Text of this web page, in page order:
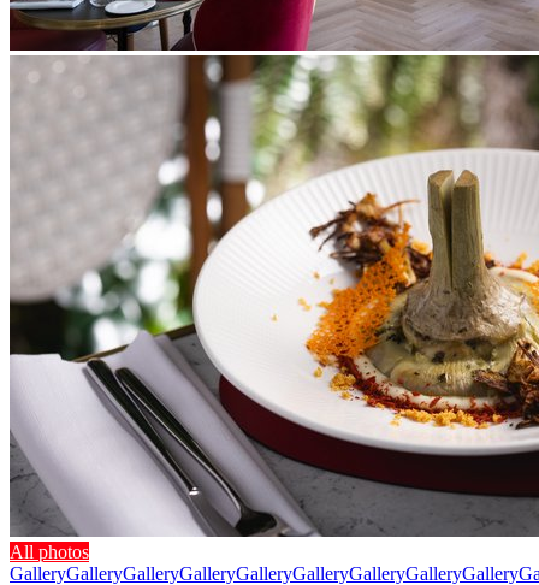
All photos
GalleryGalleryGalleryGalleryGalleryGalleryGalleryGalleryGallery